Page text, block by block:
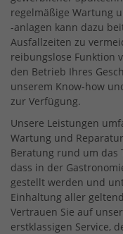
regelmäßige Wartung
-anlagen kann dazu
Ausfallzeiten zu
reibungslose Funktion
den Betrieb Ihres
unserem Know-how
zur Verfügung.
Unsere Leistungen
Wartung und
Beratung rund um das
dass in der
gestellt werden und
Einhaltung aller
Vertrauen Sie auf
erstklassigen Service,